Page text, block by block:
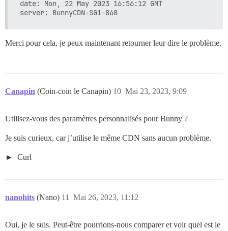
date: Mon, 22 May 2023 16:56:12 GMT
Merci pour cela, je peux maintenant retourner leur dire le problème.
Canapin (Coin-coin le Canapin) Mai 23, 2023, 9:09
10
Utilisez-vous des paramètres personnalisés pour Bunny ?
Je suis curieux, car j’utilise le même CDN sans aucun problème.
Curl
nanohits (Nano) Mai 26, 2023, 11:12
11
Oui, je le suis. Peut-être pourrions-nous comparer et voir quel est le